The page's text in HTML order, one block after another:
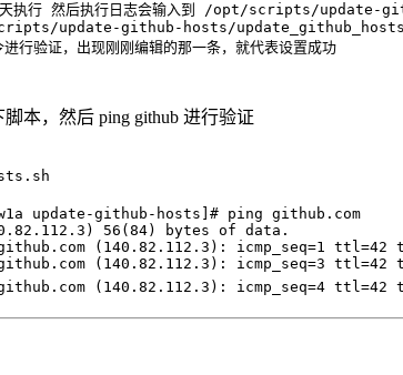
天执行 然后执行日志会输入到 /opt/scripts/
update-github-hosts/
行验证，出现刚刚编辑的那一条，就代表设置成功
本，然后 ping github 进行验证
update-github-hosts]# ping github.com
56(84) bytes of data.
(140.82.112.3): icmp_seq=1 ttl=42
(140.82.112.3): icmp_seq=3 ttl=42
(140.82.112.3): icmp_seq=4 ttl=42